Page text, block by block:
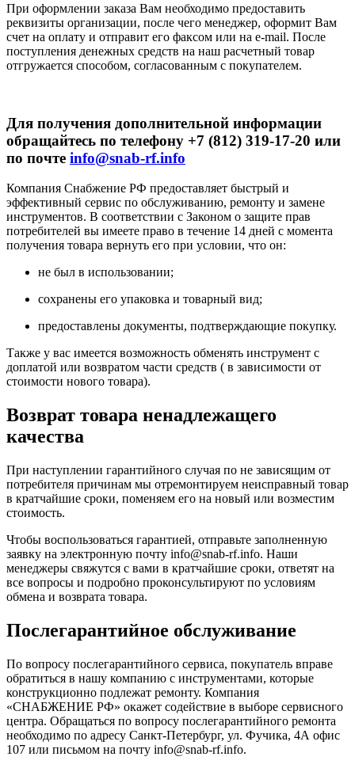
При оформлении заказа Вам необходимо предоставить
реквизиты организации, после чего менеджер, оформит Вам
счет на оплату и отправит его факсом или на e-mail. После
поступления денежных средств на наш расчетный товар
отгружается способом, согласованным с покупателем.
Для получения дополнительной информации
обращайтесь по телефону +7 (812) 319-17-20 или
по почте info@snab-rf.info
Компания Снабжение РФ предоставляет быстрый и
эффективный сервис по обслуживанию, ремонту и замене
инструментов. В соответствии с Законом о защите прав
потребителей вы имеете право в течение 14 дней с момента
получения товара вернуть его при условии, что он:
не был в использовании;
сохранены его упаковка и товарный вид;
предоставлены документы, подтверждающие покупку.
Также у вас имеется возможность обменять инструмент с
доплатой или возвратом части средств ( в зависимости от
стоимости нового товара).
Возврат товара ненадлежащего
качества
При наступлении гарантийного случая по не зависящим от
потребителя причинам мы отремонтируем неисправный товар
в кратчайшие сроки, поменяем его на новый или возместим
стоимость.
Чтобы воспользоваться гарантией, отправьте заполненную
заявку на электронную почту info@snab-rf.info. Наши
менеджеры свяжутся с вами в кратчайшие сроки, ответят на
все вопросы и подробно проконсультируют по условиям
обмена и возврата товара.
Послегарантийное обслуживание
По вопросу послегарантийного сервиса, покупатель вправе
обратиться в нашу компанию с инструментами, которые
конструкционно подлежат ремонту. Компания
«СНАБЖЕНИЕ РФ» окажет содействие в выборе сервисного
центра. Обращаться по вопросу послегарантийного ремонта
необходимо по адресу Санкт-Петербург, ул. Фучика, 4А офис
107 или письмом на почту info@snab-rf.info.